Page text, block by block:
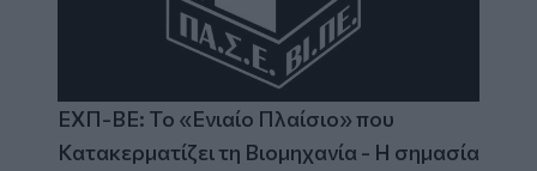
ΕΧΠ-ΒΕ: Το «Ενιαίο Πλαίσιο» που
Κατακερματίζει τη Βιομηχανία - Η σημασία